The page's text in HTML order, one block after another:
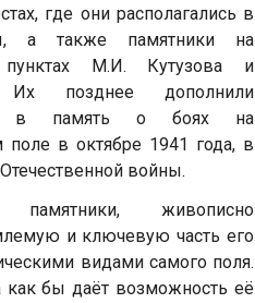
где они располагались в
а также памятники на
пунктах М.И. Кутузова и
Их позднее дополнили
в память о боях на
поле в октябре 1941 года, в
войны.
живописно
и ключевую часть его
видами самого поля.
как бы даёт возможность её